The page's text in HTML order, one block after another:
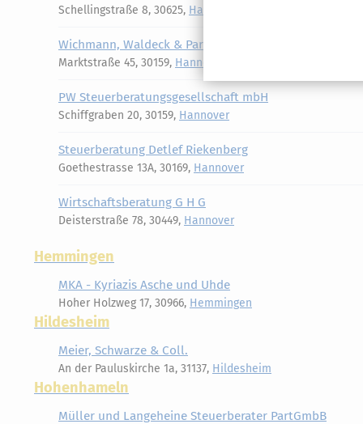
Schellingstraße 8, 30625, Hannover
Wichmann, Waldeck & Partner
Marktstraße 45, 30159, Hannover
PW Steuerberatungsgesellschaft mbH
Schiffgraben 20, 30159, Hannover
Steuerberatung Detlef Riekenberg
Goethestrasse 13A, 30169, Hannover
Wirtschaftsberatung G H G
Deisterstraße 78, 30449, Hannover
Hemmingen
MKA - Kyriazis Asche und Uhde
Hoher Holzweg 17, 30966, Hemmingen
Hildesheim
Meier, Schwarze & Coll.
An der Pauluskirche 1a, 31137, Hildesheim
Hohenhameln
Müller und Langeheine Steuerberater PartGmbB